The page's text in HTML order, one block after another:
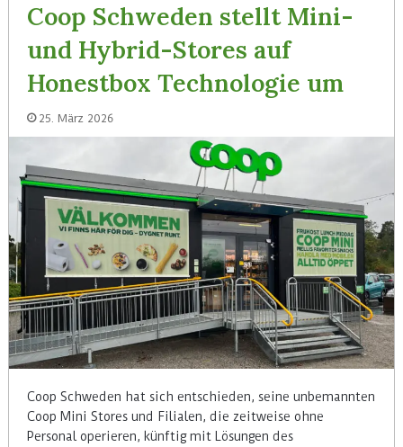
Coop Schweden stellt Mini-
und Hybrid-Stores auf
Honestbox Technologie um
25. März 2026
Coop Schweden hat sich entschieden, seine unbemannten
Coop Mini Stores und Filialen, die zeitweise ohne
Personal operieren, künftig mit Lösungen des